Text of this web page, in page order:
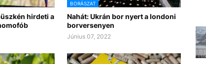
hirdeti a
BORÁSZAT
Nahát: Ukrán bor nyert a londoni
borversenyen
Június 07, 2022